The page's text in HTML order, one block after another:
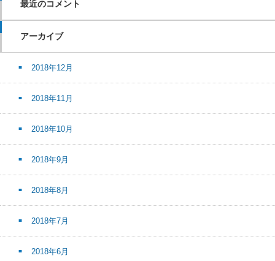
最近のコメント
アーカイブ
2018年12月
2018年11月
2018年10月
2018年9月
2018年8月
2018年7月
2018年6月